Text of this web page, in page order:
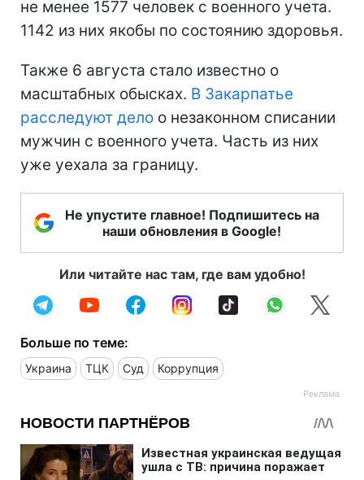
не менее 1577 человек с военного учета.
1142 из них якобы по состоянию здоровья.
Также 6 августа стало известно о
масштабных обысках. В Закарпатье
расследуют дело о незаконном списании
мужчин с военного учета. Часть из них
уже уехала за границу.
Не упустите главное! Подпишитесь на
наши обновления в Google!
Или читайте нас там, где вам удобно!
Больше по теме:
Украина ТЦК Суд Коррупция